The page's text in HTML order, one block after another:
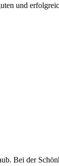
und
Bei der